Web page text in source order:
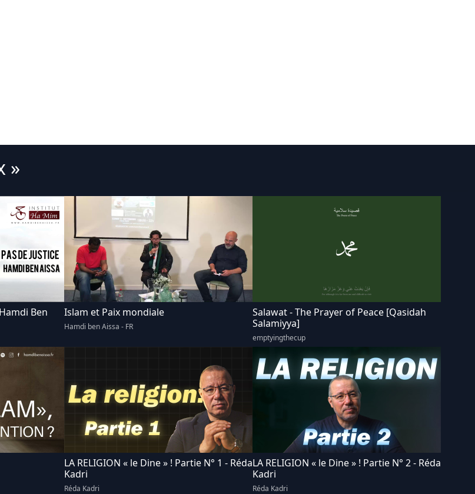
»
Ben
Islam et Paix mondiale
Hamdi ben Aissa - FR
Salawat - The Prayer of Peace [Qasidah
Salamiyya]
emptyingthecup
LA RELIGION « le Dine » ! Partie N° 1 - Réda
Kadri
Réda Kadri
LA RELIGION « le Dine » ! Partie N° 2 - Réda
Kadri
Réda Kadri